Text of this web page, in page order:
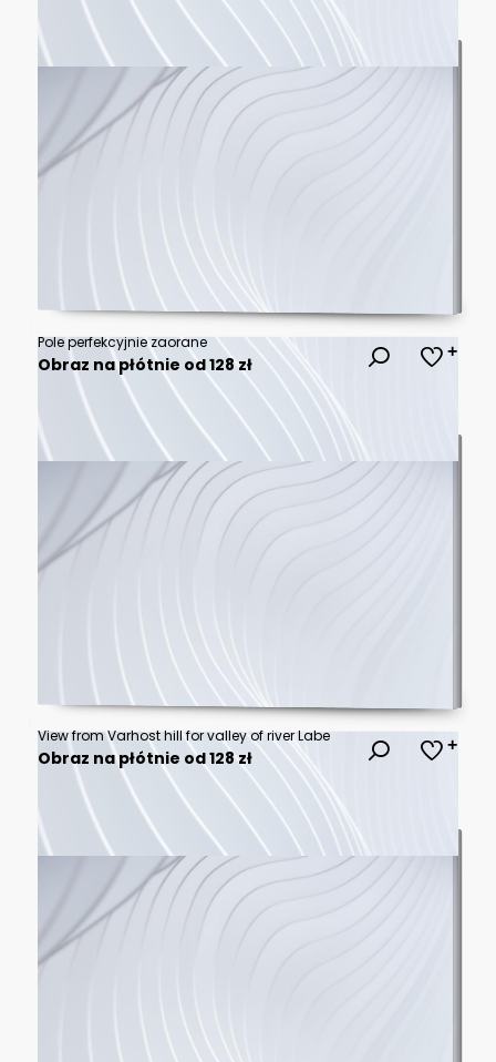
Pole perfekcyjnie zaorane
Obraz na płótnie od 128 zł
View from Varhost hill for valley of river Labe
Obraz na płótnie od 128 zł